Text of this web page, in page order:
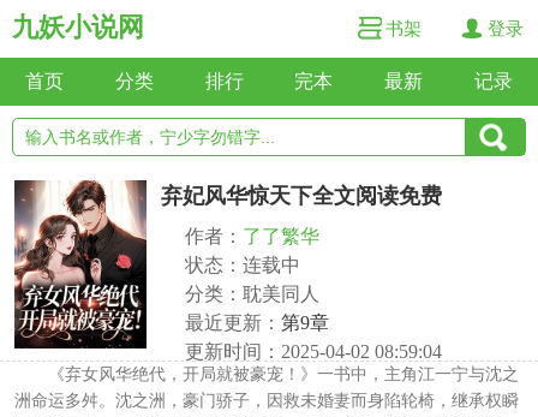
九妖小说网 书架 登录
首页 分类 排行 完本 最新 记录
弃妃风华惊天下全文阅读免费
作者： 了了繁华
状态：连载中
分类：耽美同人
最近更新： 第9章
更新时间：2025-04-02 08:59:04
《弃女风华绝代，开局就被豪宠！》一书中，主角江一宁与沈之
洲命运多舛。沈之洲，豪门骄子，因救未婚妻而身陷轮椅，继承权瞬